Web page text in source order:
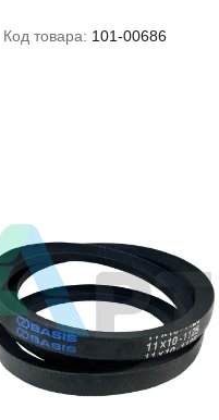
Код товара: 101-00686